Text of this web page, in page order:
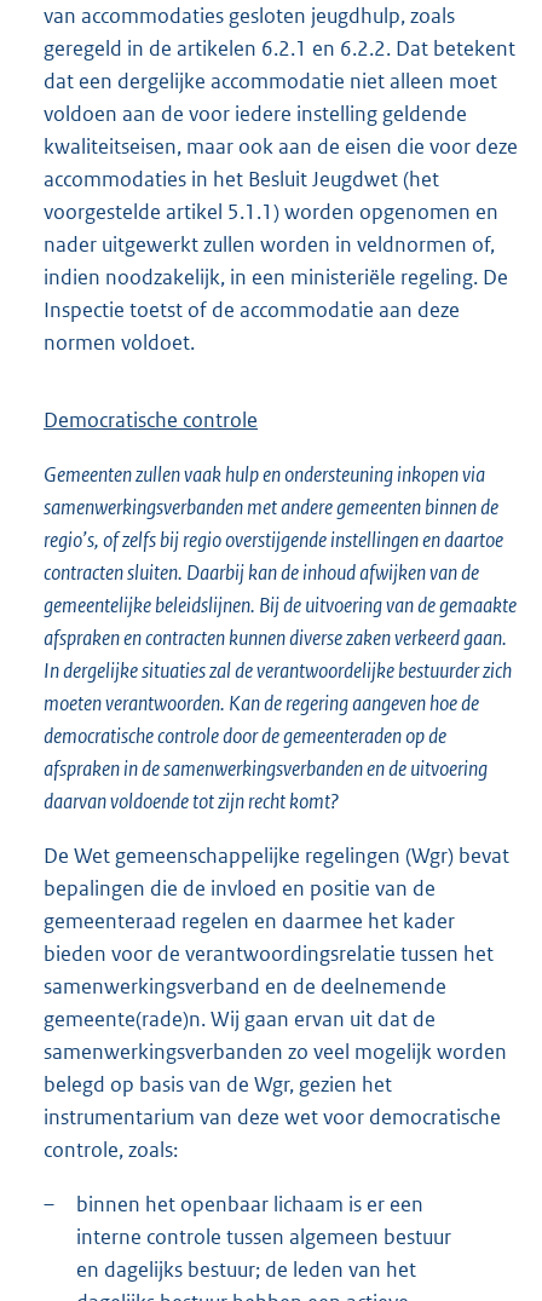
van accommodaties gesloten jeugdhulp, zoals
geregeld in de artikelen 6.2.1 en 6.2.2. Dat betekent
dat een dergelijke accommodatie niet alleen moet
voldoen aan de voor iedere instelling geldende
kwaliteitseisen, maar ook aan de eisen die voor deze
accommodaties in het Besluit Jeugdwet (het
voorgestelde artikel 5.1.1) worden opgenomen en
nader uitgewerkt zullen worden in veldnormen of,
indien noodzakelijk, in een ministeriële regeling. De
Inspectie toetst of de accommodatie aan deze
normen voldoet.
Democratische controle
Gemeenten zullen vaak hulp en ondersteuning inkopen via
samenwerkingsverbanden met andere gemeenten binnen de
regio’s, of zelfs bij regio overstijgende instellingen en daartoe
contracten sluiten. Daarbij kan de inhoud afwijken van de
gemeentelijke beleidslijnen. Bij de uitvoering van de gemaakte
afspraken en contracten kunnen diverse zaken verkeerd gaan.
In dergelijke situaties zal de verantwoordelijke bestuurder zich
moeten verantwoorden. Kan de regering aangeven hoe de
democratische controle door de gemeenteraden op de
afspraken in de samenwerkingsverbanden en de uitvoering
daarvan voldoende tot zijn recht komt?
De Wet gemeenschappelijke regelingen (Wgr) bevat
bepalingen die de invloed en positie van de
gemeenteraad regelen en daarmee het kader
bieden voor de verantwoordingsrelatie tussen het
samenwerkingsverband en de deelnemende
gemeente(rade)n. Wij gaan ervan uit dat de
samenwerkingsverbanden zo veel mogelijk worden
belegd op basis van de Wgr, gezien het
instrumentarium van deze wet voor democratische
controle, zoals:
–
binnen het openbaar lichaam is er een
interne controle tussen algemeen bestuur
en dagelijks bestuur; de leden van het